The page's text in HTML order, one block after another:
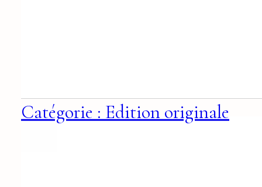
Catégorie : Edition originale